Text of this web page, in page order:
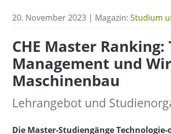
20. November 2023 | Magazin: Studium
CHE Master
Management und
Maschinenbau
Lehrangebot und
Die Master-Studiengänge